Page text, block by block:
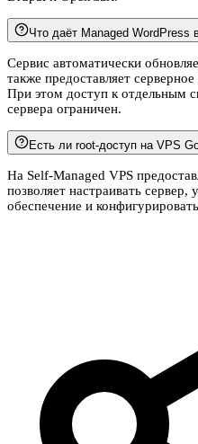
Что даёт Managed WordPress
Сервис автоматически
также предоставляет
При этом доступ к отдельным
сервера ограничен.
Есть ли root-доступ на VPS
На Self-Managed VPS
позволяет настраивать сервер,
обеспечение и